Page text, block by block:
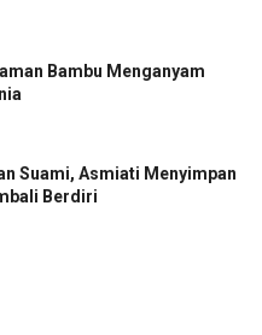
Bambu Menganyam
Suami, Asmiati Menyimpan
Berdiri